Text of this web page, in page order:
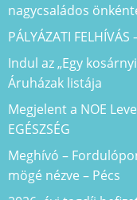
nagycsaládos
PÁLYÁZATI
Indul az „Egy
Áruházak listája
Megjelent a NOE
EGÉSZSÉG
Meghívó –
mögé nézve – Pécs